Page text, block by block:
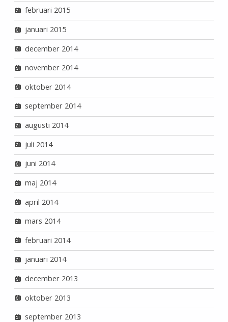
februari 2015
januari 2015
december 2014
november 2014
oktober 2014
september 2014
augusti 2014
juli 2014
juni 2014
maj 2014
april 2014
mars 2014
februari 2014
januari 2014
december 2013
oktober 2013
september 2013